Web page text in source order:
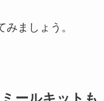
ましょう。